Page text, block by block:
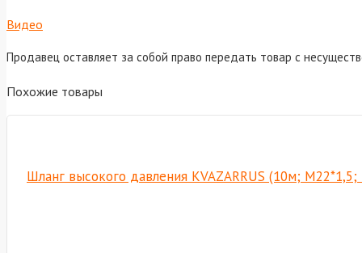
Видео
Продавец оставляет за собой право передать товар с
Похожие товары
Шланг высокого давления KVAZARRUS (10м;